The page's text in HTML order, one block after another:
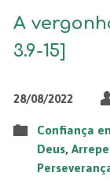
A
3.9-15]
28/08/2022
Confiança
Deus,